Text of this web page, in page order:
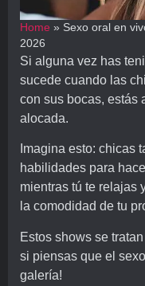
Home » Sexo oral en
2026
Si alguna vez has
sucede cuando las
con sus bocas, estás
alocada.
Imagina esto: chicas
habilidades para
mientras tú te relajas
la comodidad de tu
Estos shows se
si piensas que el
galería!